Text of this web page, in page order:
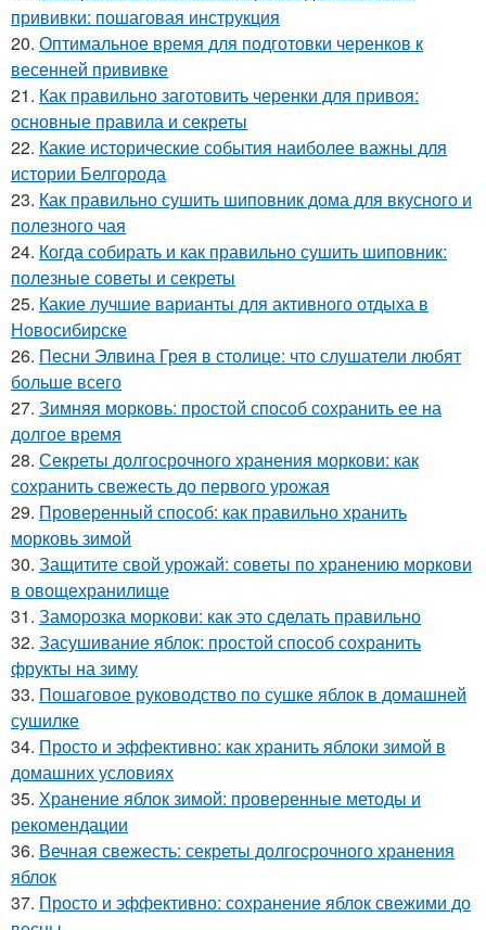
прививки: пошаговая инструкция
20. Оптимальное время для подготовки черенков к
весенней прививке
21. Как правильно заготовить черенки для привоя:
основные правила и секреты
22. Какие исторические события наиболее важны для
истории Белгорода
23. Как правильно сушить шиповник дома для вкусного и
полезного чая
24. Когда собирать и как правильно сушить шиповник:
полезные советы и секреты
25. Какие лучшие варианты для активного отдыха в
Новосибирске
26. Песни Элвина Грея в столице: что слушатели любят
больше всего
27. Зимняя морковь: простой способ сохранить ее на
долгое время
28. Секреты долгосрочного хранения моркови: как
сохранить свежесть до первого урожая
29. Проверенный способ: как правильно хранить
морковь зимой
30. Защитите свой урожай: советы по хранению моркови
в овощехранилище
31. Заморозка моркови: как это сделать правильно
32. Засушивание яблок: простой способ сохранить
фрукты на зиму
33. Пошаговое руководство по сушке яблок в домашней
сушилке
34. Просто и эффективно: как хранить яблоки зимой в
домашних условиях
35. Хранение яблок зимой: проверенные методы и
рекомендации
36. Вечная свежесть: секреты долгосрочного хранения
яблок
37. Просто и эффективно: сохранение яблок свежими до